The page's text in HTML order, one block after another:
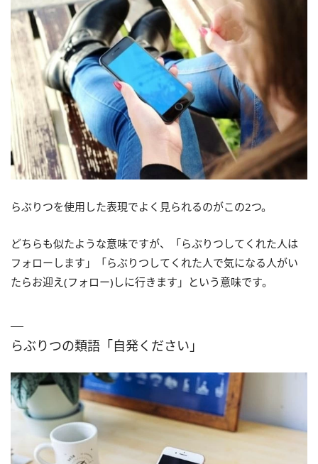
らぶりつを使用した表現でよく見られるのがこの2つ。
どちらも似たような意味ですが、「らぶりつしてくれた人は
フォローします」「らぶりつしてくれた人で気になる人がい
たらお迎え(フォロー)しに行きます」という意味です。
らぶりつの類語「自発ください」